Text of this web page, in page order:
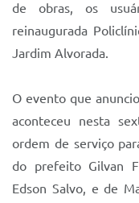
SIC
Sistema Colab
de obras, os
reinaugurada
Jardim Alvorada.
O evento que
aconteceu nesta
ordem de serviço
do prefeito Gilvan
Edson Salvo, e de